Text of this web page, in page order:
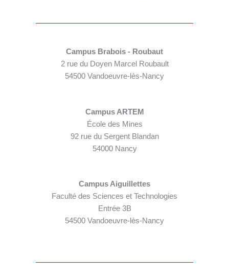
Campus Brabois - Roubaut
2 rue du Doyen Marcel Roubault
54500 Vandoeuvre-lès-Nancy
Campus ARTEM
École des Mines
92 rue du Sergent Blandan
54000 Nancy
Campus Aiguillettes
Faculté des Sciences et Technologies
Entrée 3B
54500 Vandoeuvre-lès-Nancy